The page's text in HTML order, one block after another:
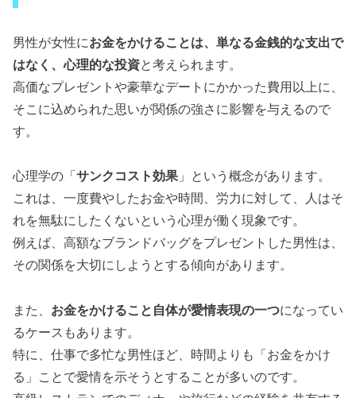
男性が女性にお金をかけることは、単なる金銭的な支出で
はなく、心理的な投資と考えられます。
高価なプレゼントや豪華なデートにかかった費用以上に、
そこに込められた思いが関係の強さに影響を与えるので
す。
心理学の「 サンクコスト効果 」という概念があります。
これは、一度費やしたお金や時間、労力に対して、人はそ
れを無駄にしたくないという心理が働く現象です。
例えば、高額なブランドバッグをプレゼントした男性は、
その関係を大切にしようとする傾向があります。
また、 お金をかけること自体が愛情表現の一つになってい
るケースもあります。
特に、仕事で多忙な男性ほど、時間よりも「お金をかけ
る」ことで愛情を示そうとすることが多いのです。